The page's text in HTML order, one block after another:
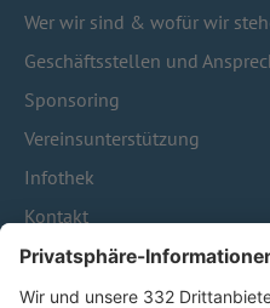
Wer wir sind & wofür wir
Geschäftsstellen und
Sponsoring
Vereinsunterstützung
Infothek
Kontakt
HÄUFIG BESUCHTE